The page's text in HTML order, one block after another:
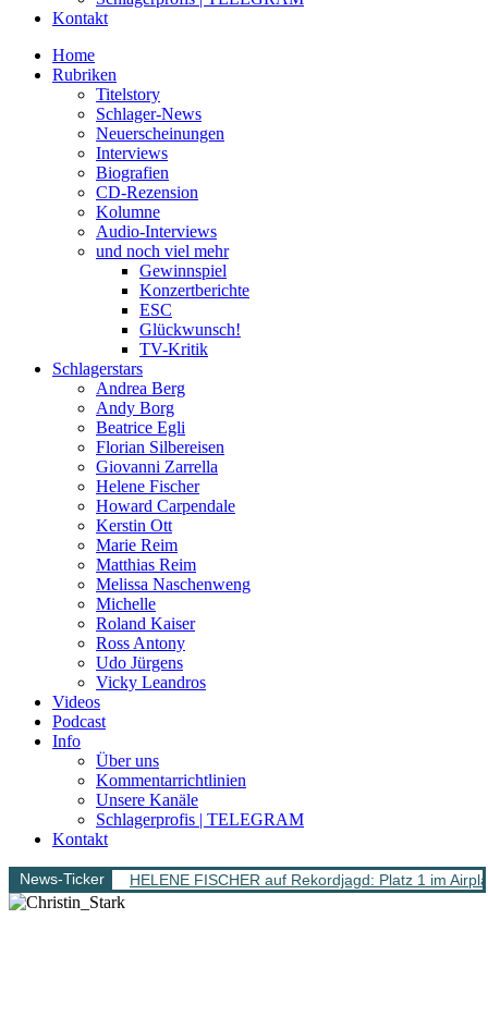
Kontakt
Home
Rubriken
Titelstory
Schlager-News
Neuerscheinungen
Interviews
Biografien
CD-Rezension
Kolumne
Audio-Interviews
und noch viel mehr
Gewinnspiel
Konzertberichte
ESC
Glückwunsch!
TV-Kritik
Schlagerstars
Andrea Berg
Andy Borg
Beatrice Egli
Florian Silbereisen
Giovanni Zarrella
Helene Fischer
Howard Carpendale
Kerstin Ott
Marie Reim
Matthias Reim
Melissa Naschenweng
Michelle
Roland Kaiser
Ross Antony
Udo Jürgens
Vicky Leandros
Videos
Podcast
Info
Über uns
Kommentarrichtlinien
Unsere Kanäle
Schlagerprofis | TELEGRAM
Kontakt
News-Ticker HELENE FISCHER auf Rekordjagd: Platz 1 im